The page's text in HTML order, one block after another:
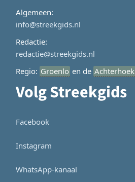
Algemeen:
info@streekgids.nl
Redactie:
redactie@streekgids.nl
Regio: Groenlo en de Achterhoek
Volg Streekgids
Facebook
Instagram
WhatsApp-kanaal